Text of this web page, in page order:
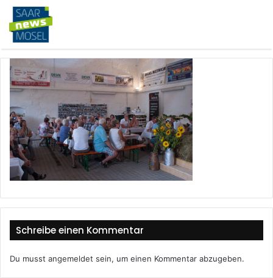
Schreibe einen Kommentar
Du musst angemeldet sein, um einen Kommentar abzugeben.